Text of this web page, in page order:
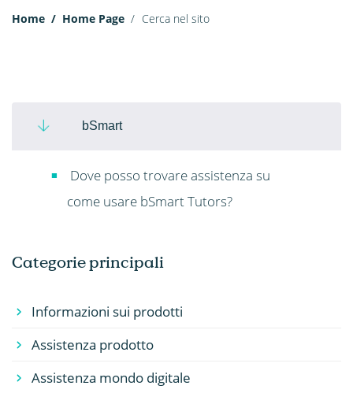
Home Home Page Cerca nel sito
Categorie principali
Informazioni sui prodotti
Assistenza prodotto
Assistenza mondo digitale
bSmart
Dove posso trovare assistenza su
come usare bSmart Tutors?